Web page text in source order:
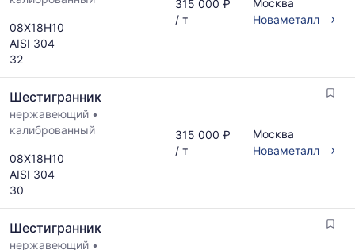
08Х18Н10
AISI 304
32
315 000 ₽
/ т
Москва
Новаметалл
›
Шестигранник
нержавеющий •
калиброванный
08Х18Н10
AISI 304
30
315 000 ₽
/ т
Москва
Новаметалл
›
Шестигранник
нержавеющий •